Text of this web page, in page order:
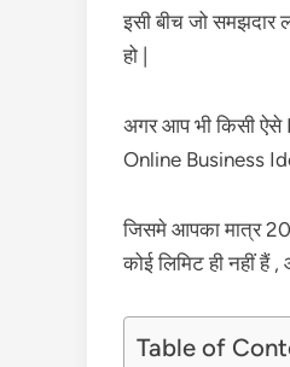
इसी बीच जो समझदार
हो |
अगर आप भी किसी ऐसे
Online Business
जिसमे आपका मात्र
कोई लिमिट ही नहीं हैं
Table of